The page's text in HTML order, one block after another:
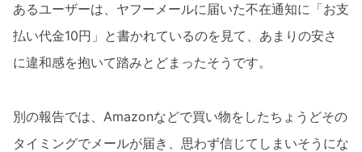
あるユーザーは、ヤフーメールに届いた不在通知に「お支
払い代金10円」と書かれているのを見て、あまりの安さ
に違和感を抱いて踏みとどまったそうです。
別の報告では、Amazonなどで買い物をしたちょうどその
タイミングでメールが届き、思わず信じてしまいそうにな